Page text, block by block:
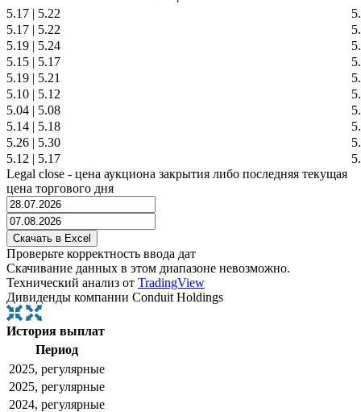
5.17 | 5.22
5.17 | 5.22
5.19 | 5.24
5.15 | 5.17
5.19 | 5.21
5.10 | 5.12
5.04 | 5.08
5.14 | 5.18
5.26 | 5.30
5.12 | 5.17
Legal close - цена аукциона закрытия либо последняя текущая
цена торгового дня
Проверьте корректность ввода дат
Скачивание данных в этом диапазоне невозможно.
Технический анализ от TradingView
Дивиденды компании Conduit Holdings
История выплат
Период
2025, регулярные
2025, регулярные
2024, регулярные